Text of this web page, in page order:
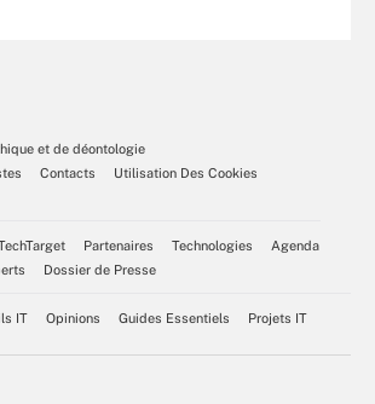
et de déontologie
Contacts
Utilisation Des Cookies
Partenaires Technologies
Agenda
Dossier de Presse
IT Opinions Guides Essentiels Projets IT